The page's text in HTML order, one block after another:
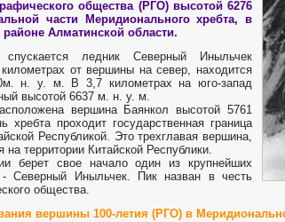
общества (РГО) высотой 6276
части Меридионального хребта, в
Алматинской области.
ледник Северный Иныльчек
от вершины на север, находится
н. у. м. В 3,7 километрах на юго-запад
высотой 6637 м. н. у. м.
вершина Баянкол высотой 5761
проходит государственная граница
Республикой. Это трехглавая вершина,
территории Китайской Республики.
берет свое начало один из крупнейших
Северный Иныльчек. Пик назван в честь
общества.
вершины 100-летия (РГО) в